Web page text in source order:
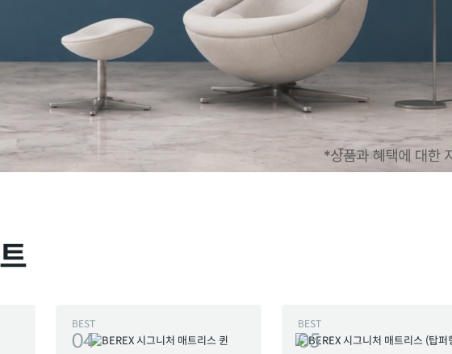
BEST
04
BEST
05